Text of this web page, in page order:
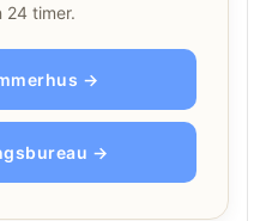
24 timer.
→
→